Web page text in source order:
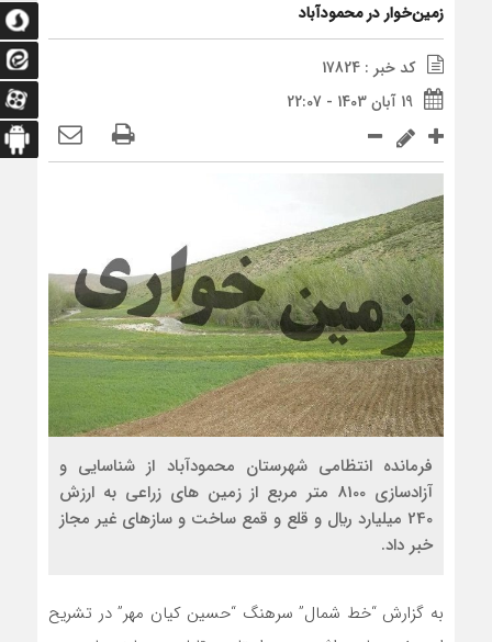
زمين‌خوار در محمودآباد
کد خبر : 17824
19 آبان 1403 - 22:07
فرمانده انتظامي شهرستان محمودآباد از شناسايي و
آزادسازي 8100 متر مربع از زمين هاي زراعي به ارزش
240 ميليارد ريال و قلع و قمع ساخت و سازهاي غير مجاز
خبر داد.
به گزارش “خط شمال” سرهنگ “حسين کيان مهر” در تشريح